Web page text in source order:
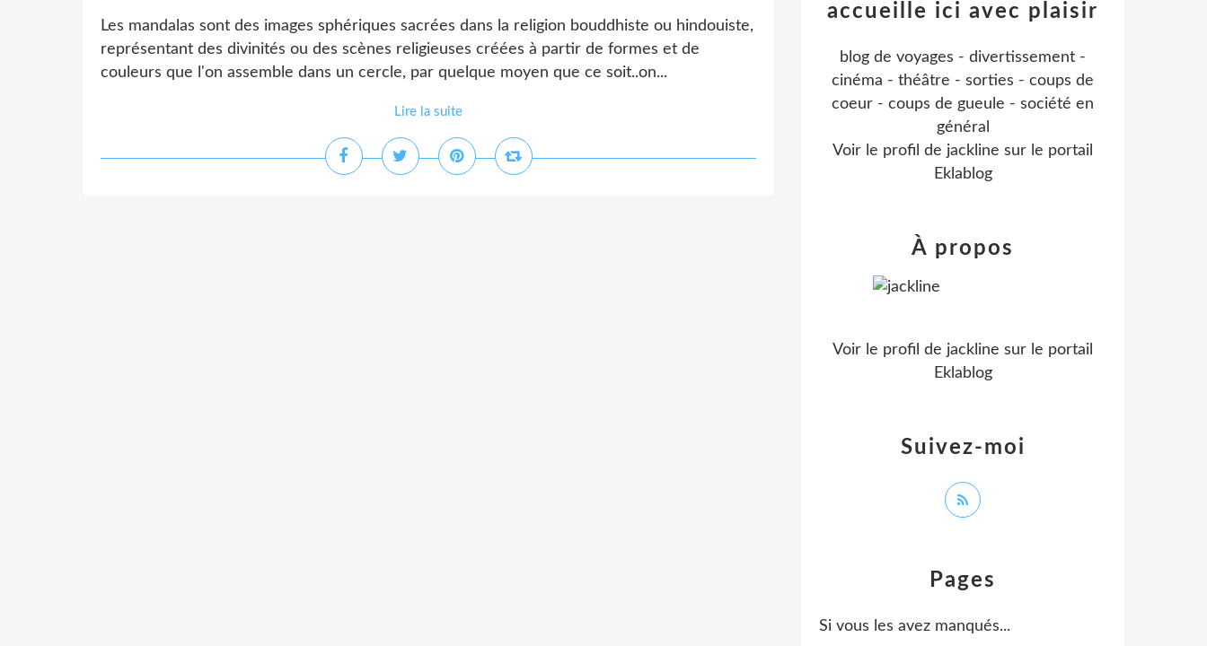
Les mandalas sont des images sphériques sacrées dans la religion bouddhiste ou hindouiste,
représentant des divinités ou des scènes religieuses créées à partir de formes et de
couleurs que l'on assemble dans un cercle, par quelque moyen que ce soit..on...
Lire la suite
Pages
Si vous les avez manqués...
accueille ici avec plaisir
blog de voyages - divertissement -
cinéma - théâtre - sorties - coups de
coeur - coups de gueule - société en
général
Voir le profil de jackline sur le portail
Eklablog
Suivez-moi
À propos
Voir le profil de jackline sur le portail
Eklablog